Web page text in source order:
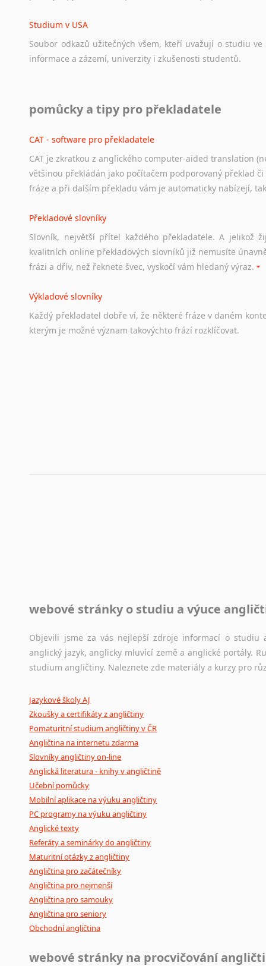
Studium v USA
Soubor odkazů užitečných všem, kteří uvažují o studiu ve
informace a zázemí, univerzity i zkušenosti studentů.
Odkazy poskytující cenné informace nekomerčního
Studium v Austrálii
Soubor odkazů užitečných všem, kteří uvažují o studiu v
a zázemí, australské univerzity a samozřejmě i osobní
Práce v Austrálii
Odkazy poskytující cenné informace nekomerčního
hledat práci na internetu případně osobní zkušenosti
Hledáte-li
práci
stejná obecná pravidla, jako pro český životopis. Tak dost
pomůcky a tipy pro překladatele
CAT - software pro překladatele
CAT je zkratkou z anglického computer-aided translation
většinou překládán jako počítačem podporovaný překlad
fráze a při dalším překladu vám je automaticky nabízejí,
Překladové slovníky
Slovník, největší přítel každého překladatele. A jelikož
kvalitních online překladových slovníků již nemusíte
frázi a dřív, než řeknete švec, vyskočí vám hledaný výraz.
Výkladové slovníky
Každý překladatel dobře ví, že některé fráze v daném
kterým je možné význam takovýchto frází rozklíčovat.
Jazykový korpus je elektronický soubor autentických
původního zdroje textu.
Ostatní pomůcky pro překladatele
poradny a pravidla
webové stránky o studiu a výuce
Objevili jsme za vás nejlepší zdroje informací o studiu
anglický jazyk, anglicky mluvící země a anglické portály.
studium angličtiny. Naleznete zde materiály a kurzy pro
Jazykové školy AJ
Zkoušky a certifikáty z angličtiny
Pomaturitní studium angličtiny v ČR
Angličtina na internetu zdarma
Slovníky angličtiny on-line
Anglická literatura - knihy v angličtině
Učební pomůcky
Mobilní aplikace na výuku angličtiny
PC programy na výuku angličtiny
Anglické texty
Referáty a seminárky do angličtiny
Maturitní otázky z angličtiny
Angličtina pro začátečníky
Angličtina pro nejmenší
Angličtina pro samouky
Angličtina pro seniory
Obchodní angličtina
webové stránky na procvičování